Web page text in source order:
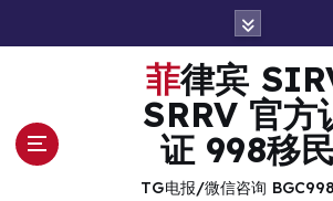
菲律宾 SIRV
SRRV 官方
证 998移民
TG电报/微信咨询